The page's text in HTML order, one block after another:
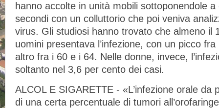
hanno accolte in unità mobili sottoponendole
secondi con un colluttorio che poi veniva
virus. Gli studiosi hanno trovato che almeno il
uomini presentava l’infezione, con un picco
altro fra i 60 e i 64. Nelle donne, invece,
soltanto nel 3,6 per cento dei casi.
ALCOL E SIGARETTE - «L’infezione orale da
di una certa percentuale di tumori